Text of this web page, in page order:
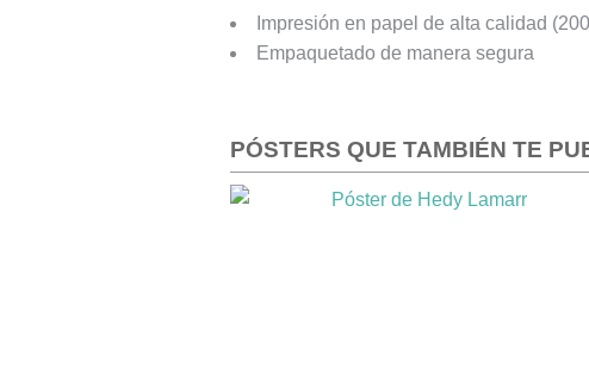
Impresión en papel de alta calidad
Empaquetado de manera segura
PÓSTERS QUE TAMBIÉN TE